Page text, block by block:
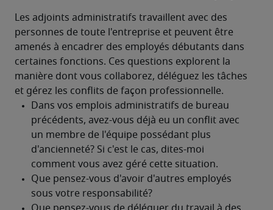
Les adjoints administratifs travaillent avec des
personnes de toute l'entreprise et peuvent être
amenés à encadrer des employés débutants dans
certaines fonctions. Ces questions explorent la
manière dont vous collaborez, déléguez les tâches
et gérez les conflits de façon professionnelle.